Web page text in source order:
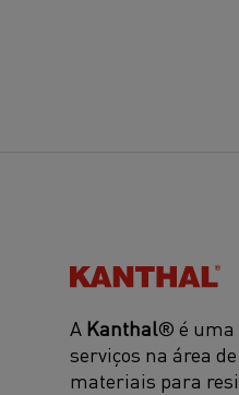
Kanthal®
A Kanthal® é uma
serviços na área
materiais para